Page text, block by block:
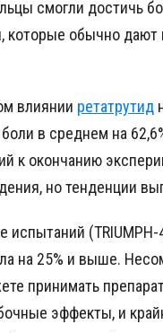
смогли достичь
которые обычно
влиянии ретатрутид
в среднем на
к окончанию
но тенденции
испытаний
на 25% и выше.
принимать
эффекты, и